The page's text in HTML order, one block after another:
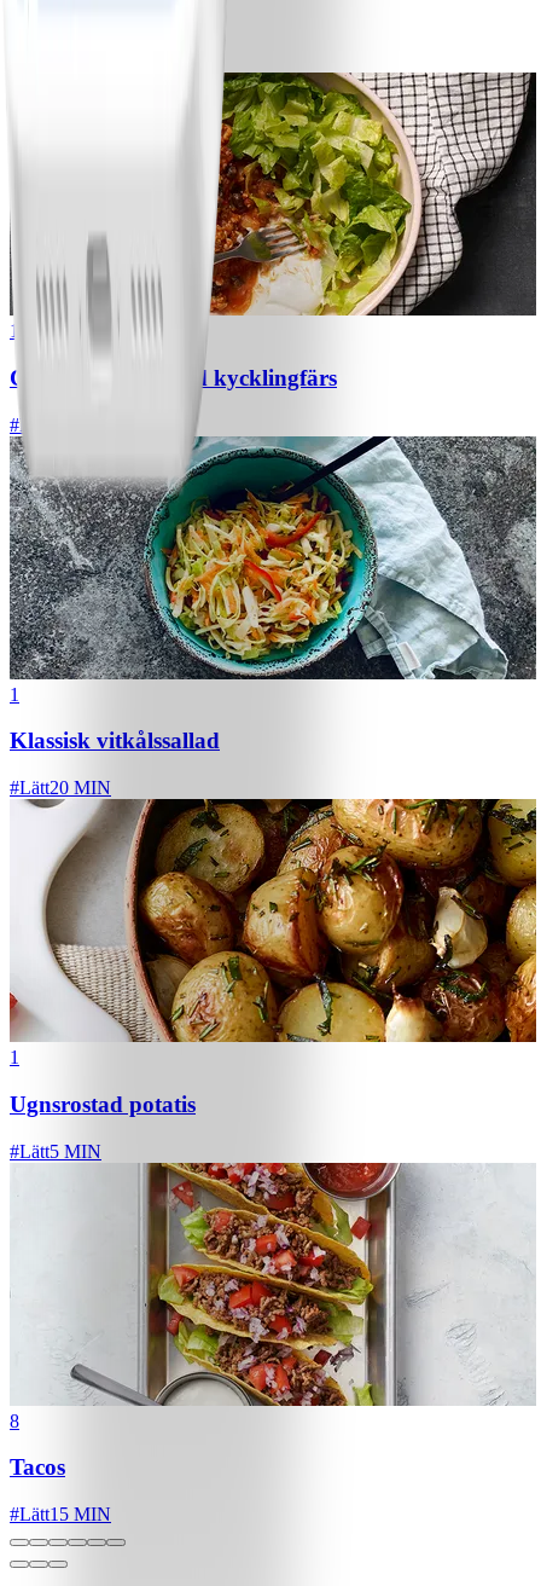
1
Chili con carne med kycklingfärs
#Lätt
1
Klassisk vitkålssallad
#Lätt20 MIN
1
Ugnsrostad potatis
#Lätt5 MIN
8
Tacos
#Lätt15 MIN